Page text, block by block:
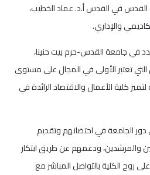
في القدس أ.د. عماد الخطيب،
والإداري.
في جامعة القدس-حرم بيت حنينا،
تعتبر الأولى في المجال على مستوى
كلية الأعمال والاقتصاد الرائدة في
الجامعة في احتضانهم وتقديم
والمرشدين، ودعمهم عن طريق ابتكار
روح الكلية بالتواصل المباشر مع